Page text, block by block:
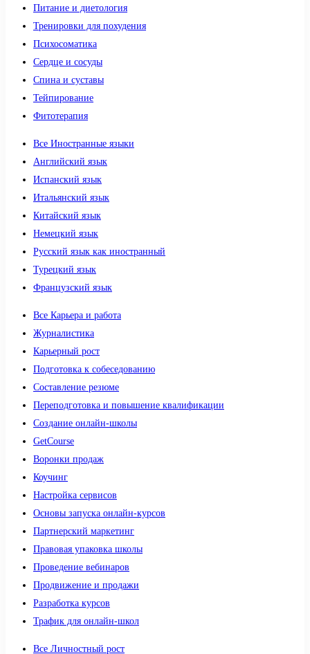
Питание и диетология
Тренировки для похудения
Психосоматика
Сердце и сосуды
Спина и суставы
Тейпирование
Фитотерапия
Все Иностранные языки
Английский язык
Испанский язык
Итальянский язык
Китайский язык
Немецкий язык
Русский язык как иностранный
Турецкий язык
Французский язык
Все Карьера и работа
Журналистика
Карьерный рост
Подготовка к собеседованию
Составление резюме
Переподготовка и повышение квалификации
Создание онлайн-школы
GetCourse
Воронки продаж
Коучинг
Настройка сервисов
Основы запуска онлайн-курсов
Партнерский маркетинг
Правовая упаковка школы
Проведение вебинаров
Продвижение и продажи
Разработка курсов
Трафик для онлайн-школ
Все Личностный рост